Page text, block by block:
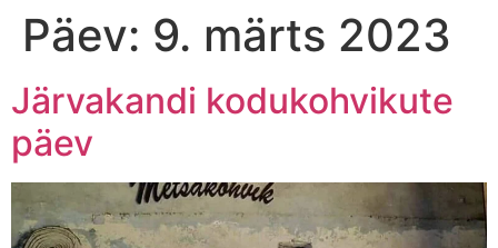
Päev: 9. märts 2023
Järvakandi kodukohvikute
päev